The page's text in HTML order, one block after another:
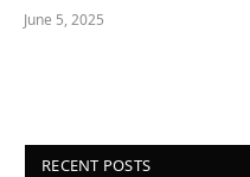
June 5, 2025
RECENT POSTS